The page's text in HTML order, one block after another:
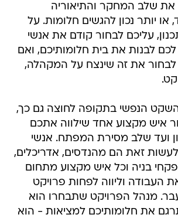
שלב המחקר והתיאוריה
יותר נכון להגשים חלומות. על
עליכם לבחור קודם את אנשי
לבנות את בית חלומותיכם, ואם
לבחור את זה שינצח על המקהלה,
הנפשי בתקופה לחוצה גם כך,
איש מקצוע אחד שילווה אתכם
ועד שלב מסירת המפתח. אנשי
זאת הם מהנדסים, אדריכלים,
בניה וכל איש מקצוע מתחום
העבודה וליווה לפחות פרויקט
מנהל הפרויקט שתבחרו הוא
את חלומותיכם למציאות - הוא